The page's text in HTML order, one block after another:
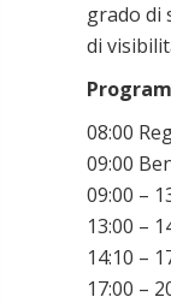
grado di
di
08:00
09:00
09:00 –
13:00 –
14:10 –
17:00 –